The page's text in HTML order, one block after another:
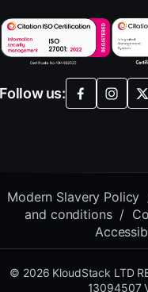
Follow us:
Modern Slavery Policy
and conditions /
© 2026 KloudStack LTD
13094507